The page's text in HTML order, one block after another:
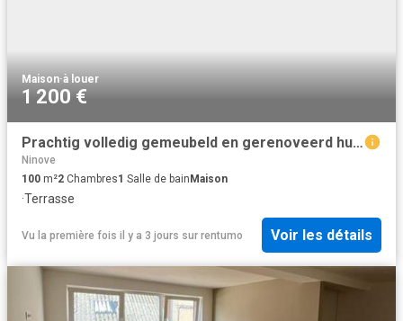
Maison·à louer
1 200 €
Prachtig volledig gemeubeld en gerenoveerd huis met 2 slaapkamers
Ninove
100 m²2 Chambres1 Salle de bainMaison
·Terrasse
Vu la première fois il y a 3 jours sur rentumo Voir les détails